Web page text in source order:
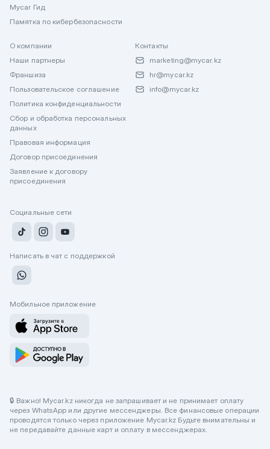
Mycar Гид
Памятка по кибербезопасности
О компании
Наши партнеры
Франшиза
Пользовательское соглашение
Политика конфиденциальности
Сбор и обработка персональных
данных
Правовая информация
Договор присоединения
Заявление к договору
присоединения
Контакты
marketing@mycar.kz
hr@mycar.kz
info@mycar.kz
Социальные сети
Написать в чат с поддержкой
Мобильное приложение
🔒 Важно! Mycar.kz никогда не запрашивает и не принимает оплату
через WhatsApp или другие мессенджеры. Все финансовые операции
проводятся только через приложение Mycar.kz Будьте внимательны и
не передавайте данные карт и оплату в мессенджерах.